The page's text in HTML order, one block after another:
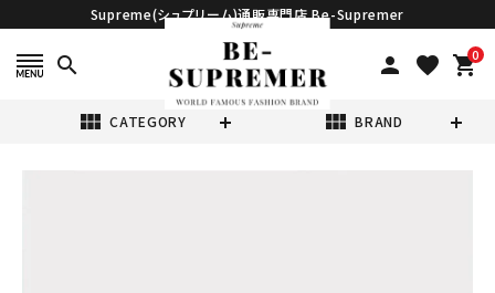
Supreme(シュプリーム)通販専門店 Be-Supremer
search person favorite 0
shopping_cart
view_module CATEGORY view_module BRAND